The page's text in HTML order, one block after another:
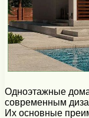
Одноэтажные дома
современным
Их основные